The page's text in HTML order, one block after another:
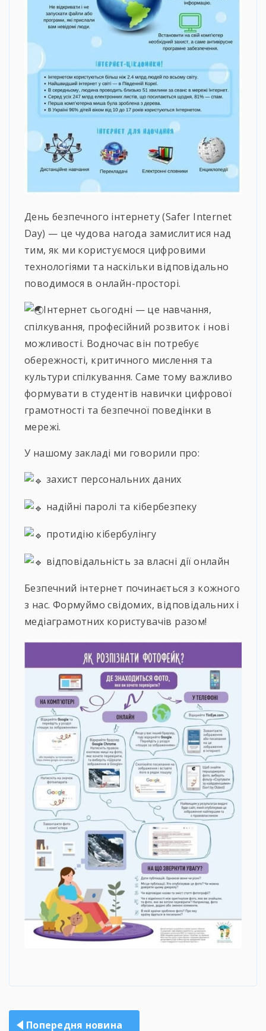
День безпечного інтернету (Safer Internet
Day) — це чудова нагода замислитися над
тим, як ми користуємося цифровими
технологіями та наскільки відповідально
поводимося в онлайн-просторі.
Інтернет сьогодні — це навчання,
спілкування, професійний розвиток і нові
можливості. Водночас він потребує
обережності, критичного мислення та
культури спілкування. Саме тому важливо
формувати в студентів навички цифрової
грамотності та безпечної поведінки в
мережі.
У нашому закладі ми говорили про:
захист персональних даних
надійні паролі та кібербезпеку
протидію кібербулінгу
відповідальність за власні дії онлайн
Безпечний інтернет починається з кожного
з нас. Формуймо свідомих, відповідальних і
медіаграмотних користувачів разом!
Навігація
Попередня новина